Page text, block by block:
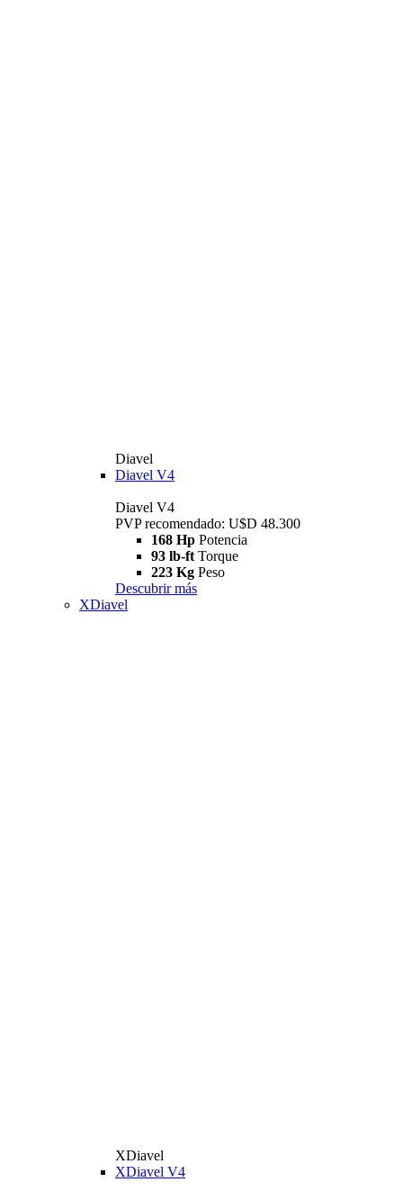
Diavel
Diavel V4
Diavel V4
PVP recomendado: U$D 48.300
168 Hp Potencia
93 lb-ft Torque
223 Kg Peso
Descubrir más
XDiavel
XDiavel
XDiavel V4